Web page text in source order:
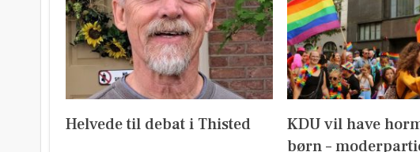
Helvede til debat i Thisted
KDU vil have
børn –